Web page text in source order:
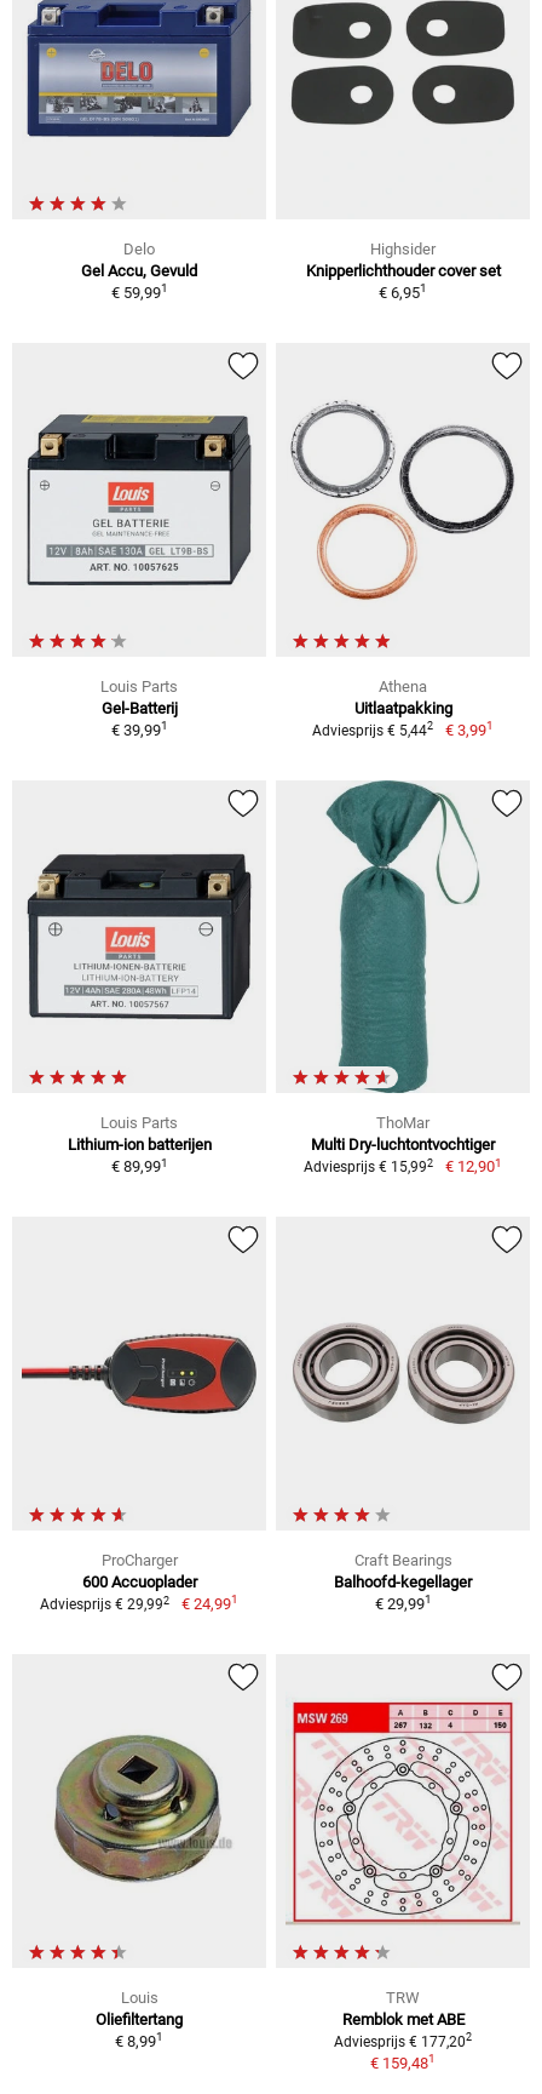
Delo
Gel Accu, Gevuld
€ 59,991
Highsider
Knipperlichthouder cover set
€ 6,951
Louis Parts
Gel-Batterij
€ 39,991
Athena
Uitlaatpakking
Adviesprijs € 5,442 € 3,991
Louis Parts
Lithium-ion batterijen
€ 89,991
ThoMar
Multi Dry-luchtontvochtiger
Adviesprijs € 15,992 € 12,901
ProCharger
600 Accuoplader
Adviesprijs € 29,992 € 24,991
Craft Bearings
Balhoofd-kegellager
€ 29,991
Louis
Oliefiltertang
€ 8,991
TRW
Remblok met ABE
Adviesprijs € 177,202
€ 159,481